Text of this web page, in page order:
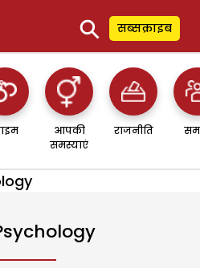
⚲ सब्सक्राइब
आपकी
समस्याएं
राजनीति